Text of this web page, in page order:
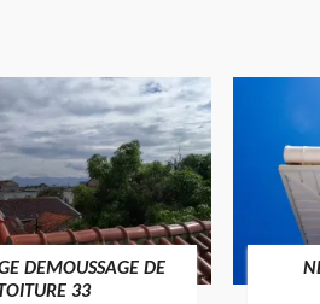
DEMOUSSAGE DE
33